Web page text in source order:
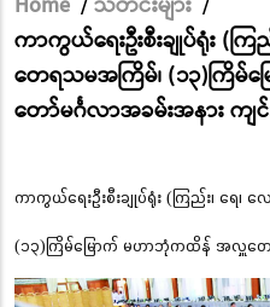
Breadcrumb
/ /
ကာကွယ်ရေးဦးစီးချုပ်ရုံး (ကြ
တေရသမအကြိမ်၊ (၁၃)ကြိ
တော်မင်္ဂလာအခမ်းအနား ကျင်
ကာကွယ်ရေးဦးစီးချုပ်ရုံး (ကြည်း၊ ရေ၊
(၁၃)ကြိမ်မြောက် မဟာဘုံကထိန် အလှူတော်